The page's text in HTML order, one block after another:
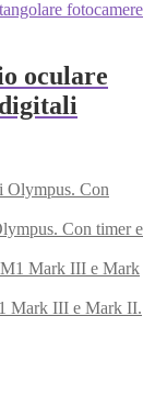
oculare
Con timer e
Mark III e Mark II.